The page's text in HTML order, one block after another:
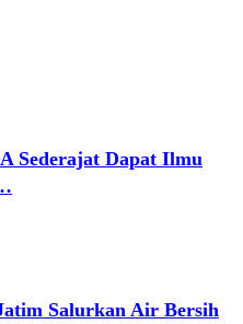
Sederajat Dapat Ilmu
Salurkan Air Bersih